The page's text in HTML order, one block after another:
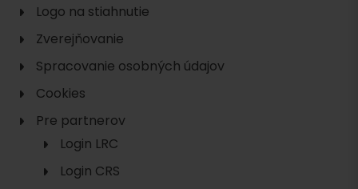
Hľadať
Logo na stiahnutie
Zverejňovanie
Spracovanie osobných údajov
Cookies
Pre partnerov
Login LRC
Login CRS